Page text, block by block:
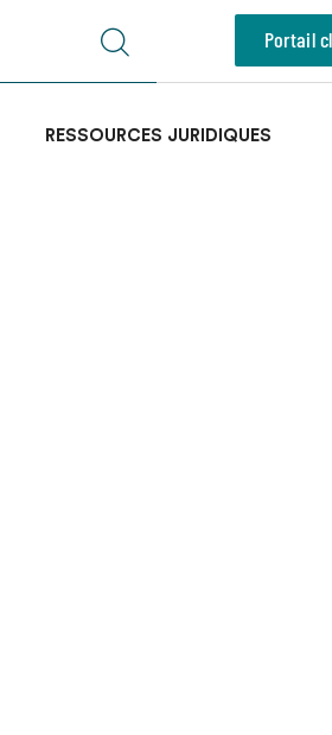
Portail
RESSOURCES JURIDIQUES